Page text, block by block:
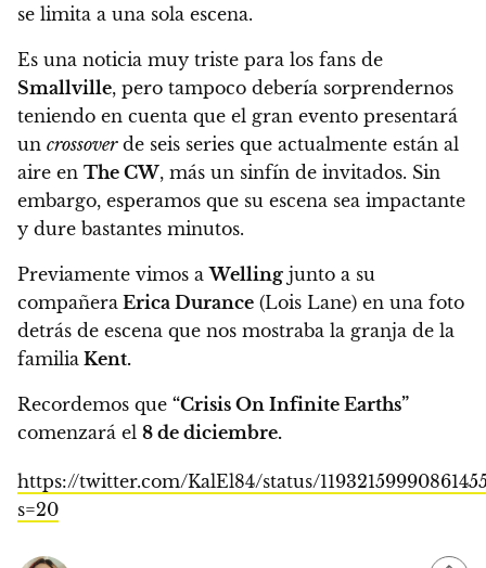
se limita a una sola escena.
Es una noticia muy triste para los fans de
Smallville, pero tampoco debería sorprendernos
teniendo en cuenta que el gran evento presentará
un crossoverde seis series que actualmente están al
aire en The CW, más un sinfín de invitados. Sin
embargo, esperamos que su escena sea impactante
y dure bastantes minutos.
Previamente vimos aWelling junto a su
compañera Erica Durance (Lois Lane) en una foto
detrás de escena que nos mostraba la granja de la
familia Kent.
Recordemos que “Crisis On Infinite Earths”
comenzará el 8 de diciembre.
https://twitter.com/KalEl84/status/
s=20